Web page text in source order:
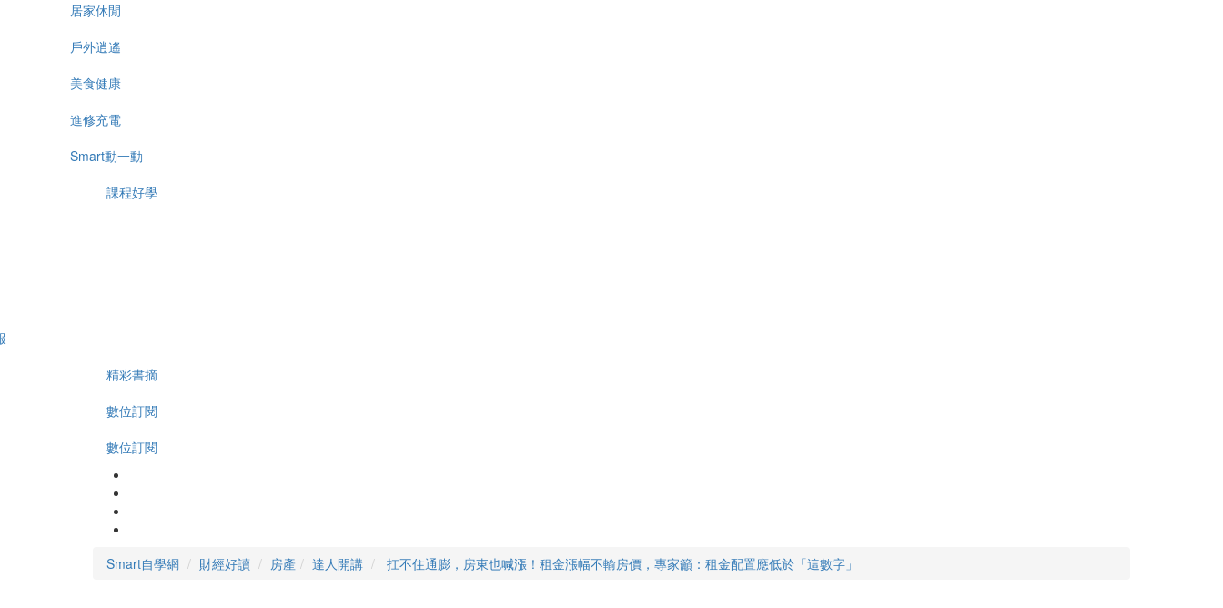
居家休閒
戶外逍遙
美食健康
進修充電
Smart動一動
課程好學
精彩書摘
數位訂閱
數位訂閱
Smart自學網 財經好讀 房產 達人開講 扛不住通膨，房東也喊漲！租金漲幅不輸房價，專家籲：租金配置應低於「這數字」